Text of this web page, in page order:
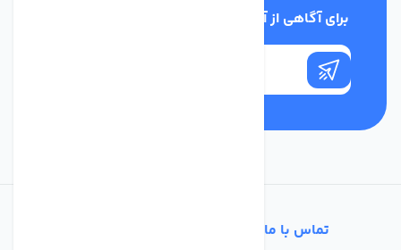
برای آگاهی از آخرین اخبار در خبرنامه ما عضو شوید
تماس با ما